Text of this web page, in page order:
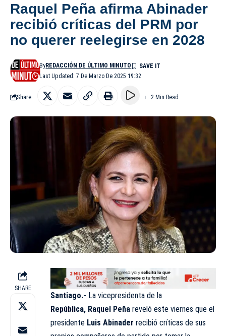
Raquel Peña afirma Abinader
recibió críticas del PRM por
no querer reelegirse en 2028
Last Updated: 7 De Marzo De 2025 19:32
ByREDACCIÓN DE ÚLTIMO MINUTO
Share 2 Min Read
SHARE
Santiago.- La vicepresidenta de la
República, Raquel Peña reveló este viernes que el
presidente Luis Abinader recibió críticas de sus